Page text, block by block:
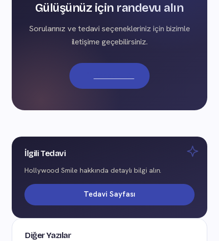
Gülüşünüz için randevu alın
Sorularınız ve tedavi seçenekleriniz için bizimle
iletişime geçebilirsiniz.
İlgili Tedavi
Hollywood Smile hakkında detaylı bilgi alın.
Tedavi Sayfası
Diğer Yazılar